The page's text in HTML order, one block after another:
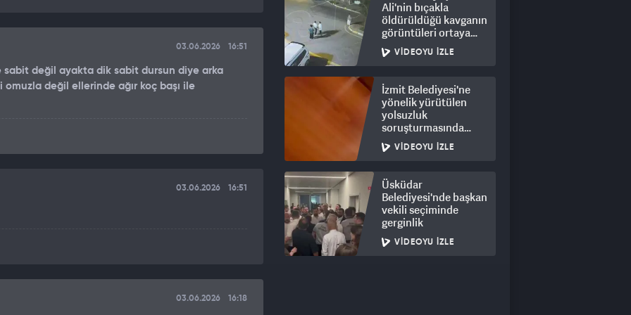
sahnesi olacak. Gayretimiz o yönde. Hiçbir tarih
hafızalara kazınan performansa imza attığı o
03.06.2026 16:51
sabit değil ayakta dik sabit dursun diye arka
omuzla değil ellerinde ağır koç başı ile
03.06.2026 16:51
03.06.2026 16:18
Ali'nin bıçakla
öldürüldüğü kavganın
görüntüleri ortaya
çıktı: 8 gözaltı
VIDEOYU İZLE
İzmit Belediyesi'ne
yönelik yürütülen
yolsuzluk
soruşturmasında
rüşvet görüntüleri
ortaya çıktı
VIDEOYU İZLE
Üsküdar
Belediyesi'nde başkan
vekili seçiminde
gerginlik
VIDEOYU İZLE